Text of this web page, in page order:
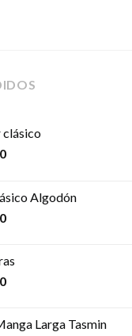
clásico
Algodón
Larga Tasmin